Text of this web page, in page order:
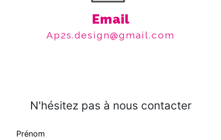
Email
ap2s.design@gmail.com
N'hésitez pas à nous contacter